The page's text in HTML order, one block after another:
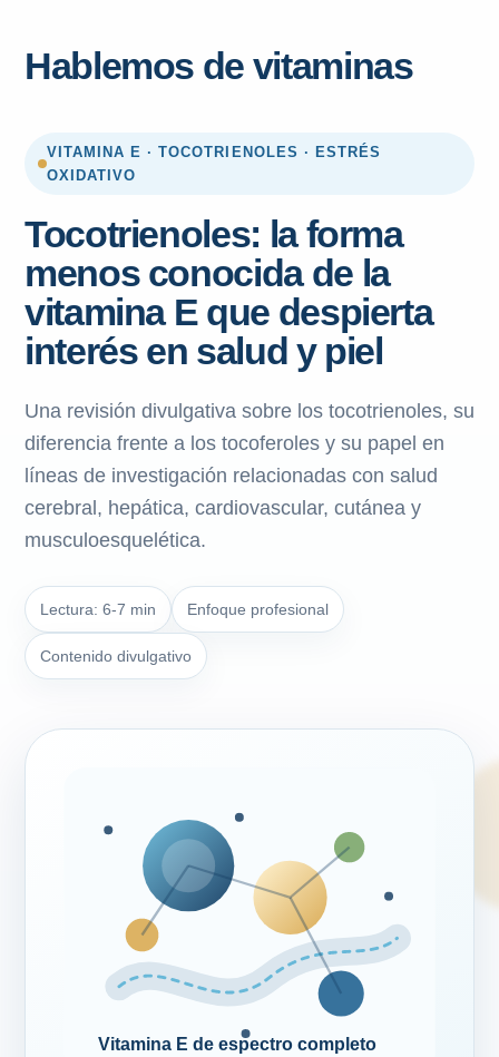
Hablemos de vitaminas
VITAMINA E · TOCOTRIENOLES · ESTRÉS
OXIDATIVO
Tocotrienoles: la forma
menos conocida de la
vitamina E que despierta
interés en salud y piel
Una revisión divulgativa sobre los tocotrienoles, su
diferencia frente a los tocoferoles y su papel en
líneas de investigación relacionadas con salud
cerebral, hepática, cardiovascular, cutánea y
musculoesquelética.
Lectura: 6-7 min Enfoque profesional
Contenido divulgativo
Vitamina E de espectro completo